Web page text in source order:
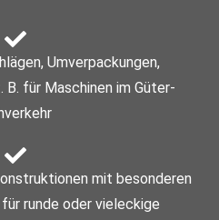
Umverpackungen,
für Maschinen im Güter-
mit besonderen
runde oder vieleckige